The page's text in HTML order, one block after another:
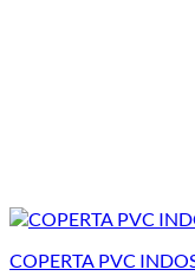
COPERTA PVC